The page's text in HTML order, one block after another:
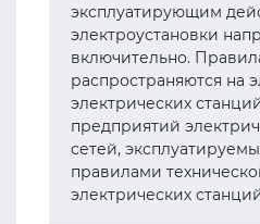
эксплуатирующим
электроустановки
включительно.
распространяются на
электрических
предприятий
сетей,
правилами
электрических